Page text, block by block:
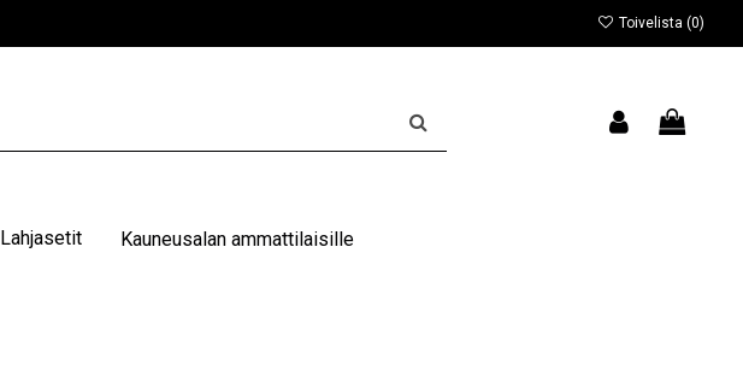
Toivelista (0)
Lahjasetit Kauneusalan ammattilaisille